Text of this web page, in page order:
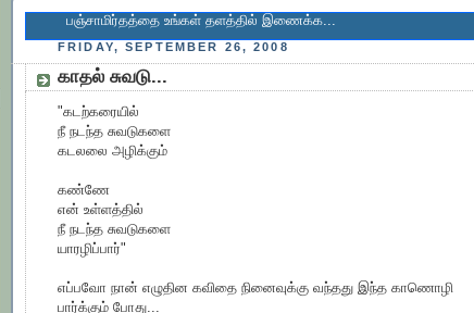
பஞ்சாமிர்தத்தை உங்கள் தளத்தில் இணைக்க...
FRIDAY, SEPTEMBER 26, 2008
காதல் சுவடு...
"கடற்கரையில்
நீ நடந்த சுவடுகளை
கடலலை அழிக்கும்
கண்ணே
என் உள்ளத்தில்
நீ நடந்த சுவடுகளை
யாரழிப்பார்"
எப்பவோ நான் எழுதின கவிதை நினைவுக்கு வந்தது இந்த காணொழி
பார்க்கும் போது...